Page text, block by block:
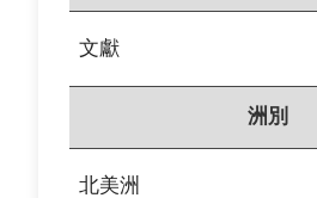
文獻
洲別
北美洲